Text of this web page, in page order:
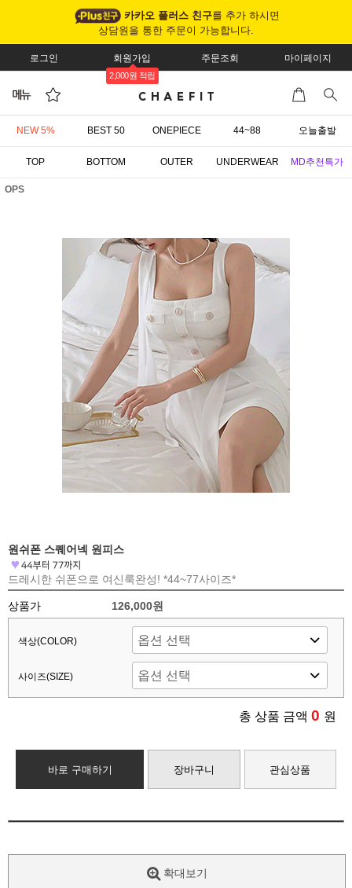
카카오 플러스 친구를 추가 하시면
상담원을 통한 주문이 가능합니다.
로그인 회원가입
2,000원 적립
주문조회 마이페이지
NEW 5% BEST 50 ONEPIECE 44~88 오늘출발
TOP BOTTOM OUTER UNDERWEAR MD추천특가
OPS
원쉬폰 스퀘어넥 원피스
드레시한 쉬폰으로 여신룩완성! *44~77사이즈*
상품가 126,000원
색상(COLOR)
사이즈(SIZE)
총 상품 금액 0 원
바로 구매하기 장바구니 관심상품
확대보기